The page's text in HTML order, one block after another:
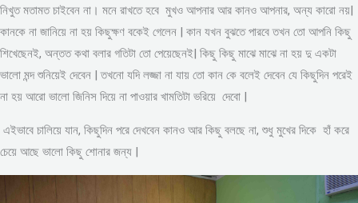
নিখুত মতামত চাইবেন না। মনে রাখতে হবে মুখও আপনার আর কানও আপনার, অন্য কারো নয়|
কানকে না জানিয়ে না হয় কিছুক্ষণ বকেই গেলেন | কান যখন বুঝতে পারবে তখন তো আপনি কিছু
শিখেছেনই, অন্তত কথা বলার গতিটা তো পেয়েছেনই| কিছু কিছু মাঝে মাঝে না হয় দু একটা
ভালো মন্দ শুনিয়েই দেবেন | তখনো যদি লজ্জা না যায় তো কান কে বলেই দেবেন যে কিছুদিন পরেই
না হয় আরো ভালো জিনিস দিয়ে না পাওয়ার খামতিটা ভরিয়ে দেবো |
এইভাবে চালিয়ে যান, কিছুদিন পরে দেখবেন কানও আর কিছু বলছে না, শুধু মুখের দিকে হাঁ করে
চেয়ে আছে ভালো কিছু শোনার জন্য |